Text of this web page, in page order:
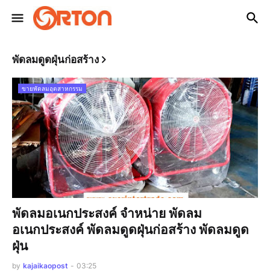
พัดลมดูดฝุ่นก่อสร้าง
ขายพัดลมอุตสาหกรรม
พัดลมอเนกประสงค์ จำหน่าย พัดลม
อเนกประสงค์ พัดลมดูดฝุ่นก่อสร้าง พัดลมดูด
ฝุ่น
by kajaikaopost - 03:25